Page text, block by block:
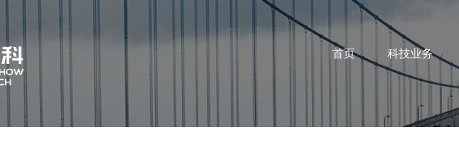
首页 科技业务